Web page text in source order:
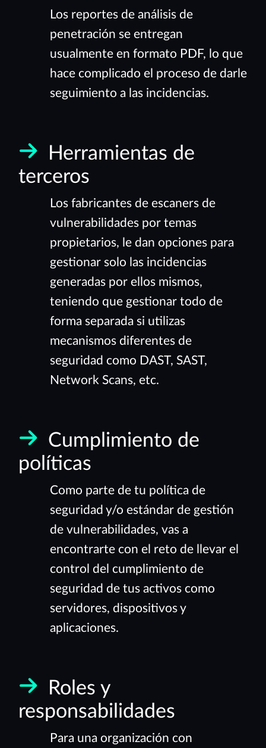
Los reportes de análisis de
penetración se entregan
usualmente en formato PDF, lo que
hace complicado el proceso de darle
seguimiento a las incidencias.
Herramientas de
terceros
Los fabricantes de escaners de
vulnerabilidades por temas
propietarios, le dan opciones para
gestionar solo las incidencias
generadas por ellos mismos,
teniendo que gestionar todo de
forma separada si utilizas
mecanismos diferentes de
seguridad como DAST, SAST,
Network Scans, etc.
Cumplimiento de
políticas
Como parte de tu política de
seguridad y/o estándar de gestión
de vulnerabilidades, vas a
encontrarte con el reto de llevar el
control del cumplimiento de
seguridad de tus activos como
servidores, dispositivos y
aplicaciones.
Roles y
responsabilidades
Para una organización con